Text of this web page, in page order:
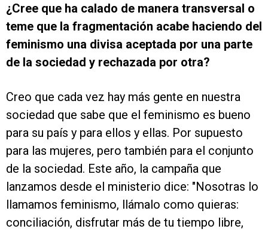
¿Cree que ha calado de manera transversal o
teme que la fragmentación acabe haciendo del
feminismo una divisa aceptada por una parte
de la sociedad y rechazada por otra?
Creo que cada vez hay más gente en nuestra
sociedad que sabe que el feminismo es bueno
para su país y para ellos y ellas. Por supuesto
para las mujeres, pero también para el conjunto
de la sociedad. Este año, la campaña que
lanzamos desde el ministerio dice: "Nosotras lo
llamamos feminismo, llámalo como quieras:
conciliación, disfrutar más de tu tiempo libre,